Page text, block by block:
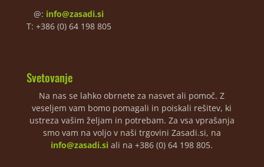
@: info@zasadi.si
T: +386 (0) 64 198 805
Svetovanje
Na nas se lahko obrnete za nasvet ali pomoč. Z
veseljem vam bomo pomagali in poiskali rešitev, ki
ustreza vašim željam in potrebam. Za vsa vprašanja
smo vam na voljo v naši trgovini Zasadi.si, na
info@zasadi.si ali na +386 (0) 64 198 805.